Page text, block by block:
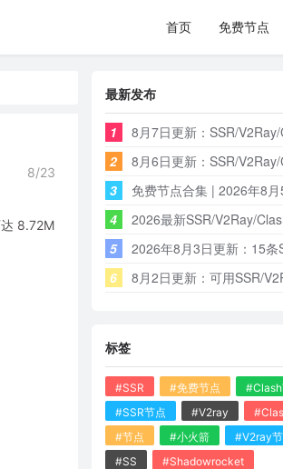
首页 免费节点
8/23
8.72M
最新发布
1
8月7日更新：SSR/
2
8月6日更新：SSR/
3
免费节点合集 | 2026年8
4
2026最新SSR/V2Ray/
5
2026年8月3日更新：15条
6
8月2日更新：可用SSR/
标签
#SSR #免费节点
#Clash
#SSR节点
#V2ray
#节点
#小火箭
#V2ray
#SS
#Shadowrocket